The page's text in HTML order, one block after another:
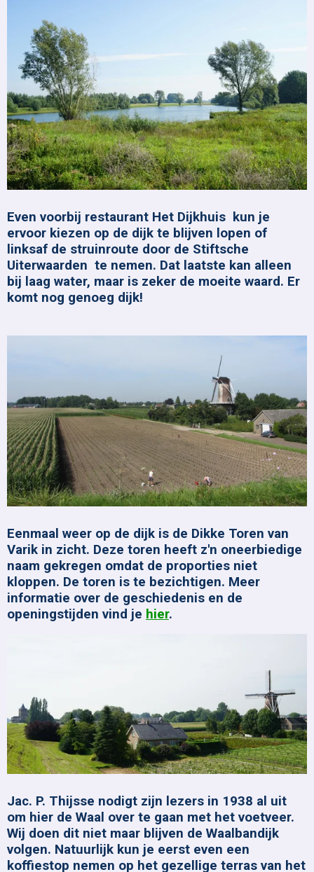
Even voorbij restaurant Het Dijkhuis kun je
ervoor kiezen op de dijk te blijven lopen of
linksaf de struinroute door de Stiftsche
Uiterwaarden te nemen. Dat laatste kan alleen
bij laag water, maar is zeker de moeite waard. Er
komt nog genoeg dijk!
Eenmaal weer op de dijk is de Dikke Toren van
Varik in zicht. Deze toren heeft z'n oneerbiedige
naam gekregen omdat de proporties niet
kloppen. De toren is te bezichtigen. Meer
informatie over de geschiedenis en de
openingstijden vind je hier.
Jac. P. Thijsse nodigt zijn lezers in 1938 al uit
om hier de Waal over te gaan met het voetveer.
Wij doen dit niet maar blijven de Waalbandijk
volgen. Natuurlijk kun je eerst even een
koffiestop nemen op het gezellige terras van het